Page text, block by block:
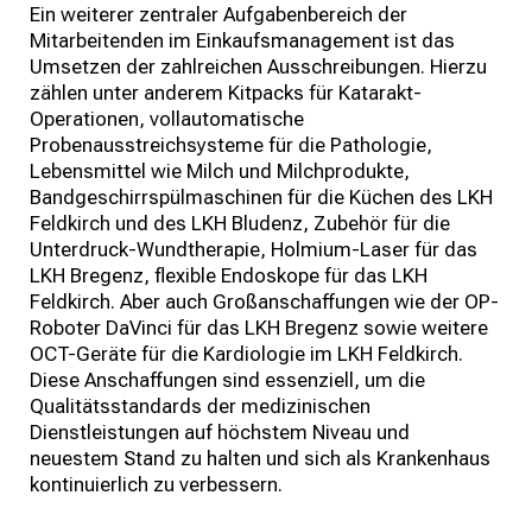
Ein weiterer zentraler Aufgabenbereich der
Mitarbeitenden im Einkaufsmanagement ist das
Umsetzen der zahlreichen Ausschreibungen. Hierzu
zählen unter anderem Kitpacks für Katarakt-
Operationen, vollautomatische
Probenausstreichsysteme für die Pathologie,
Lebensmittel wie Milch und Milchprodukte,
Bandgeschirrspülmaschinen für die Küchen des LKH
Feldkirch und des LKH Bludenz, Zubehör für die
Unterdruck-Wundtherapie, Holmium-Laser für das
LKH Bregenz, flexible Endoskope für das LKH
Feldkirch. Aber auch Großanschaffungen wie der OP-
Roboter DaVinci für das LKH Bregenz sowie weitere
OCT-Geräte für die Kardiologie im LKH Feldkirch.
Diese Anschaffungen sind essenziell, um die
Qualitätsstandards der medizinischen
Dienstleistungen auf höchstem Niveau und
neuestem Stand zu halten und sich als Krankenhaus
kontinuierlich zu verbessern.